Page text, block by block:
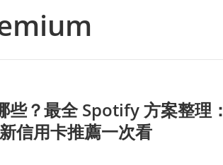
？最全 Spotify 方案整理：
信用卡推薦一次看